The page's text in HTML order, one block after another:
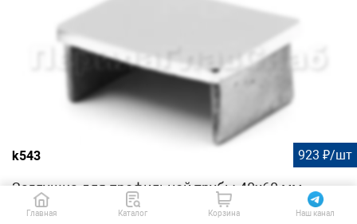
k543 923 ₽/шт
Заглушка для профильной трубы 40х60 мм,
полированная, хром (AISI 304) k543
Главная Каталог Корзина Наш канал